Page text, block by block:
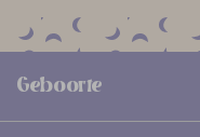
Geboorte